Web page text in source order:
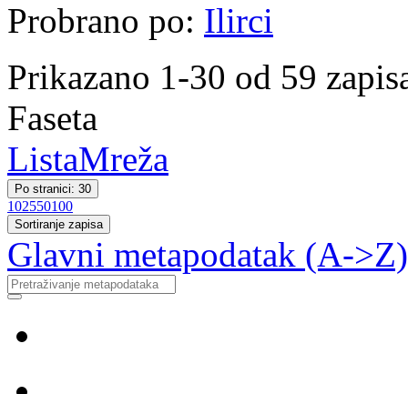
Probrano po: Ilirci
Prikazano 1-30 od 59
Faseta
ListaMreža
Po stranici: 30
102550100
Sortiranje zapisa
Glavni metapodatak (A->Z)